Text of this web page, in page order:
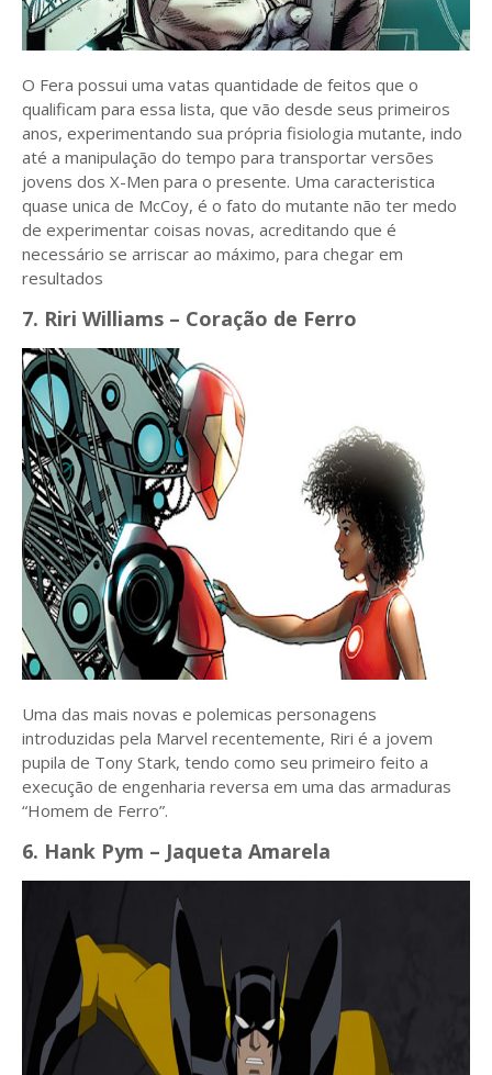
O Fera possui uma vatas quantidade de feitos que o
qualificam para essa lista, que vão desde seus primeiros
anos, experimentando sua própria fisiologia mutante, indo
até a manipulação do tempo para transportar versões
jovens dos X-Men para o presente. Uma caracteristica
quase unica de McCoy, é o fato do mutante não ter medo
de experimentar coisas novas, acreditando que é
necessário se arriscar ao máximo, para chegar em
resultados
7. Riri Williams – Coração de Ferro
Uma das mais novas e polemicas personagens
introduzidas pela Marvel recentemente, Riri é a jovem
pupila de Tony Stark, tendo como seu primeiro feito a
execução de engenharia reversa em uma das armaduras
“Homem de Ferro”.
6. Hank Pym – Jaqueta Amarela